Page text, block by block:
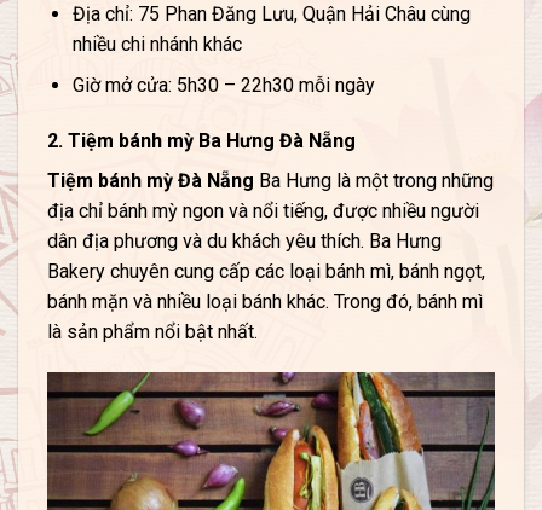
Địa chỉ: 75 Phan Đăng Lưu, Quận Hải Châu cùng
nhiều chi nhánh khác
Giờ mở cửa: 5h30 – 22h30 mỗi ngày
2. Tiệm bánh mỳ Ba Hưng Đà Nẵng
Tiệm bánh mỳ Đà Nẵng Ba Hưng là một trong những
địa chỉ bánh mỳ ngon và nổi tiếng, được nhiều người
dân địa phương và du khách yêu thích. Ba Hưng
Bakery chuyên cung cấp các loại bánh mì, bánh ngọt,
bánh mặn và nhiều loại bánh khác. Trong đó, bánh mì
là sản phẩm nổi bật nhất.